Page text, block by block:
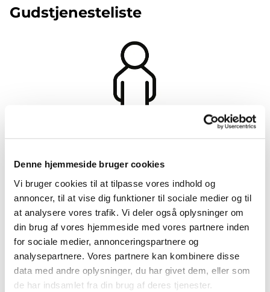
Denne hjemmeside bruger cookies
Vi bruger cookies til at tilpasse vores indhold og
annoncer, til at vise dig funktioner til sociale medier og til
at analysere vores trafik. Vi deler også oplysninger om
din brug af vores hjemmeside med vores partnere inden
for sociale medier, annonceringspartnere og
analysepartnere. Vores partnere kan kombinere disse
data med andre oplysninger, du har givet dem, eller som
de har indsamlet fra din brug af deres tjenester.
Gudstjenesteliste
For børn & familier